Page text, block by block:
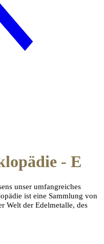
- E
unser umfangreiches
ist eine Sammlung von
Welt der Edelmetalle, des